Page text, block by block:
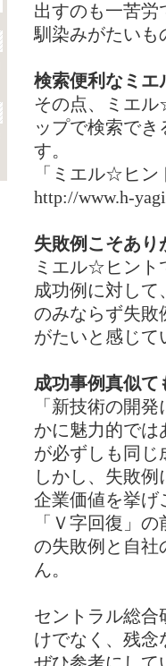
出すのも一苦労
馴染みがたいも
検索便利なミ
その点、ミエ
ップで検索で
す。
「ミエル☆ヒ
http://www.h-
失敗例こそあり
ミエル☆ヒント
成功例に対し
のみならず失敗
がたいと感じて
成功事例真似て
「新技術の開
かに魅力的では
が必ずしも同じ
しかし、失敗
企業価値を挙げ
「Ｖ字回復」
の失敗例と自社
ん。
セントラル総合
けでなく、残念